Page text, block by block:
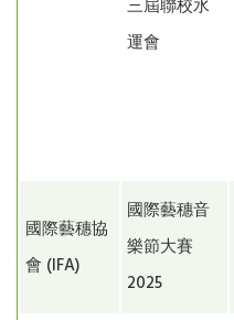
三屆聯校水
運會
國際藝穗協
會 (IFA)
國際藝穗音
樂節大賽
2025